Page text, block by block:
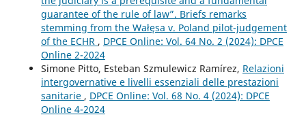
guarantee of the rule of law”. Briefs remarks
stemming from the Wałęsa v. Poland pilot-judgement
of the ECHR , DPCE Online: Vol. 64 No. 2 (2024): DPCE
Online 2-2024
Simone Pitto, Esteban Szmulewicz Ramírez, Relazioni
intergovernative e livelli essenziali delle prestazioni
sanitarie , DPCE Online: Vol. 68 No. 4 (2024): DPCE
Online 4-2024